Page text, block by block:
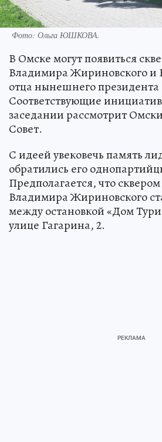
Фото: Ольга ЮШКОВА.
В Омске могут появиться
Владимира Жириновского и
отца нынешнего президента
Соответствующие
заседании рассмотрит
Совет.
С идеей увековечь память
обратились его
Предполагается, что
Владимира Жириновского
между остановкой «Дом
улице Гагарина, 2.